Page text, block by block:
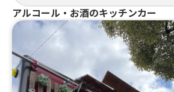
アルコール・お酒のキッチンカー